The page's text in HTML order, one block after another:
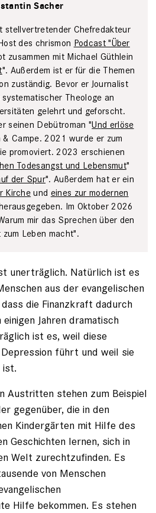
Sacher
stellvertretender Chefredakteur
des chrismon Podcast "Über
zusammen mit Michael Güthlein
". Außerdem ist er für die Themen
zuständig. Bevor er Journalist
Theologe an
gelehrt und geforscht.
seinen Debütroman "Und erlöse
& Campe. 2021 wurde er zum
promoviert. 2023 erschienen
Todesangst und Lebensmut"
der Spur". Außerdem hat er ein
Kirche und eines zur modernen
Im Oktober 2026
mir das Sprechen über den
zum Leben macht".
unerträglich. Natürlich ist es
aus der evangelischen
die Finanzkraft dadurch
Jahren dramatisch
ist es, weil diese
führt und weil sie
ist.
Austritten stehen zum Beispiel
gegenüber, die in den
Kindergärten mit Hilfe des
Geschichten lernen, sich in
Welt zurechtzufinden. Es
von Menschen
Hilfe bekommen. Es stehen